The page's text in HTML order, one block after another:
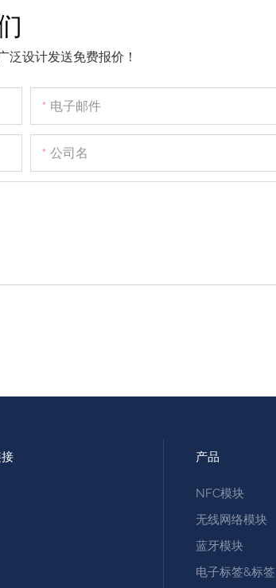
泛设计发送免费报价！
电子邮件
公司名
产品
NFC模块
无线网络模块
蓝牙模块
电子标签&标签